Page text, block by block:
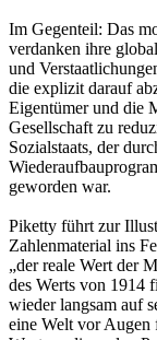
Im Gegenteil: Das
verdanken ihre
und
die explizit darauf
Eigentümer und die
Gesellschaft zu
Sozialstaats, der
geworden war.
Piketty führt zur
Zahlenmaterial ins
„der reale Wert der
des Werts von 1914
wieder langsam auf
eine Welt vor Augen